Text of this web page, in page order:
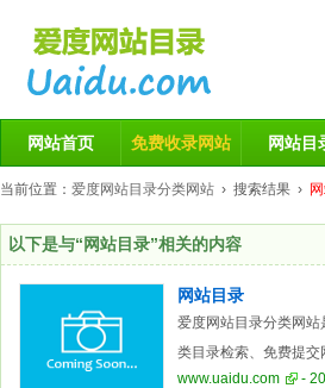
网站首页 免费收录网站 网站目
当前位置： 爱度网站目录分类网站 › 搜索结果 ›
以下是与“网站目录”相关的内容
网站目录
爱度网站目录分类网
类目录检索、免费提交
www.uaidu.com
-